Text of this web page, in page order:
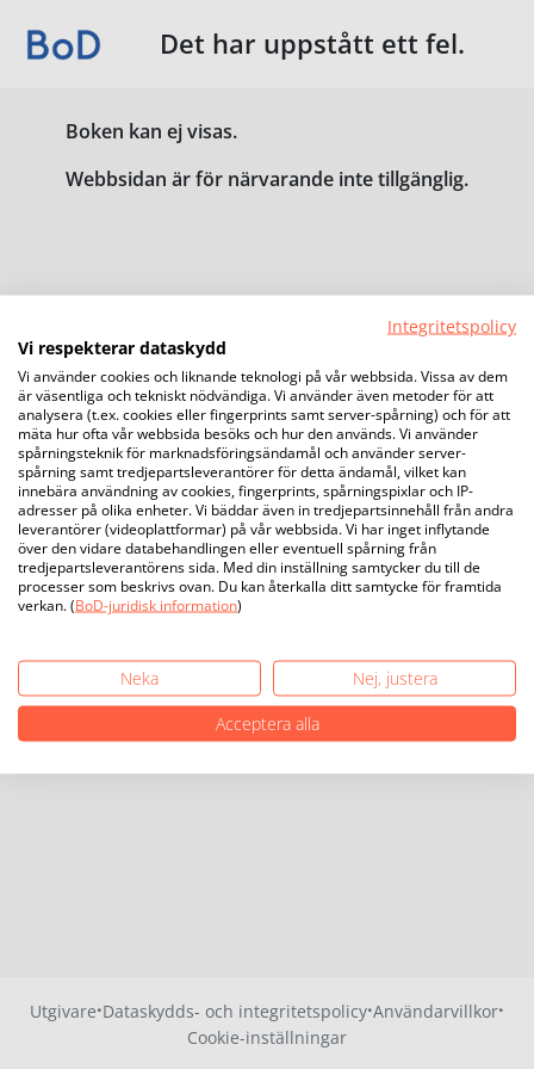
Det har uppstått ett fel.
Boken kan ej visas.
Webbsidan är för närvarande inte tillgänglig.
Utgivare·Dataskydds- och integritetspolicy·Användarvillkor·
Cookie-inställningar
Integritetspolicy
Vi respekterar dataskydd
Vi använder cookies och liknande teknologi på vår webbsida. Vissa av dem
är väsentliga och tekniskt nödvändiga. Vi använder även metoder för att
analysera (t.ex. cookies eller fingerprints samt server-spårning) och för att
mäta hur ofta vår webbsida besöks och hur den används. Vi använder
spårningsteknik för marknadsföringsändamål och använder server-
spårning samt tredjepartsleverantörer för detta ändamål, vilket kan
innebära användning av cookies, fingerprints, spårningspixlar och IP-
adresser på olika enheter. Vi bäddar även in tredjepartsinnehåll från andra
leverantörer (videoplattformar) på vår webbsida. Vi har inget inflytande
över den vidare databehandlingen eller eventuell spårning från
tredjepartsleverantörens sida. Med din inställning samtycker du till de
processer som beskrivs ovan. Du kan återkalla ditt samtycke för framtida
verkan. (BoD-juridisk information)
Neka
Nej, justera
Acceptera alla